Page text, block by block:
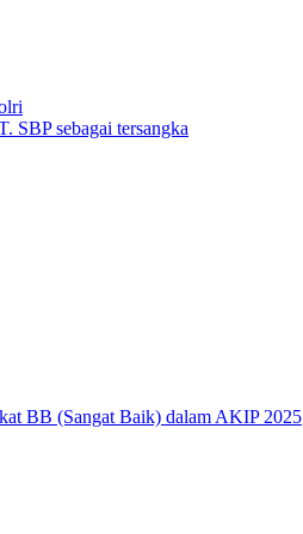
SBP sebagai tersangka
BB (Sangat Baik) dalam AKIP 2025